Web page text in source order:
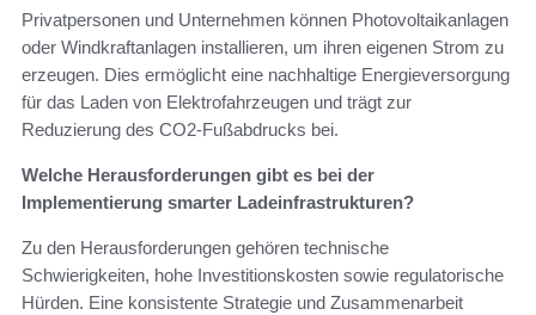
Privatpersonen und Unternehmen können Photovoltaikanlagen
oder Windkraftanlagen installieren, um ihren eigenen Strom zu
erzeugen. Dies ermöglicht eine nachhaltige Energieversorgung
für das Laden von Elektrofahrzeugen und trägt zur
Reduzierung des CO2-Fußabdrucks bei.
Welche Herausforderungen gibt es bei der
Implementierung smarter Ladeinfrastrukturen?
Zu den Herausforderungen gehören technische
Schwierigkeiten, hohe Investitionskosten sowie regulatorische
Hürden. Eine konsistente Strategie und Zusammenarbeit